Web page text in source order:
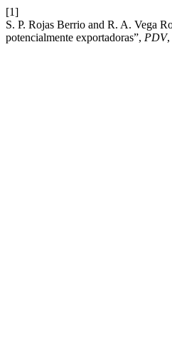
[1]
S. P. Rojas Berrio and R. A. Vega
potencialmente exportadoras”, PDV,